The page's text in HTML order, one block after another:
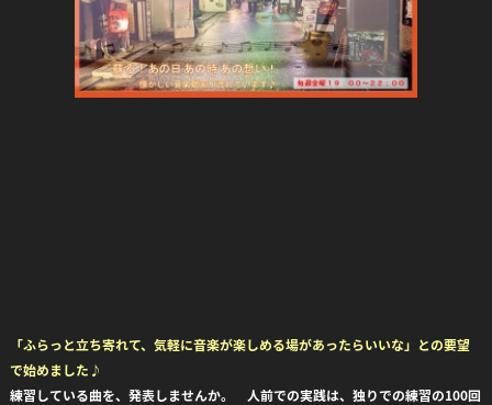
「ふらっと立ち寄れて、気軽に音楽が楽しめる場があったらいいな」との要望
で始めました♪
練習している曲を、発表しませんか。 人前での実践は、独りでの練習の100回